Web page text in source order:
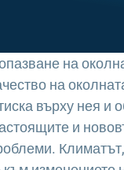
на
на
върху нея и
и